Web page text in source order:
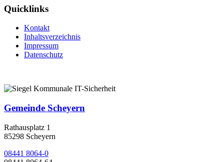
Quicklinks
Kontakt
Inhaltsverzeichnis
Impressum
Datenschutz
Gemeinde Scheyern
Rathausplatz 1
85298 Scheyern
08441 8064-0